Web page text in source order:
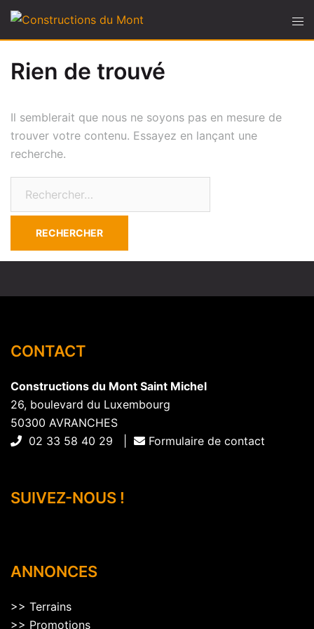
Rien de trouvé
Il semblerait que nous ne soyons pas en mesure de
trouver votre contenu. Essayez en lançant une
recherche.
CONTACT
Constructions du Mont Saint Michel
26, boulevard du Luxembourg
50300 AVRANCHES
02 33 58 40 29 |
Formulaire de contact
SUIVEZ-NOUS !
ANNONCES
>> Terrains
>> Promotions